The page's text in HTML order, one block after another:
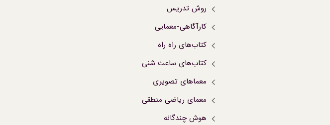
روش تدریس
کارآگاهی-معمایی
کتاب‌های راه راه
کتاب‌های ساعت شنی
معماهای تصویری
معمای ریاضی منطقی
هوش چندگانه